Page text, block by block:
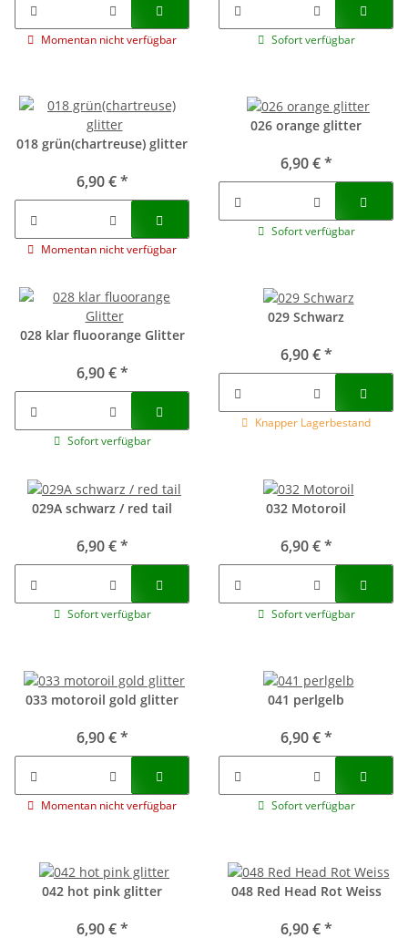
Momentan nicht verfügbar Sofort verfügbar
018 grün(chartreuse) glitter
6,90 €*
Momentan nicht verfügbar
026 orange glitter
6,90 €*
Sofort verfügbar
028 klar fluoorange Glitter
6,90 €*
Sofort verfügbar
029 Schwarz
6,90 €*
Knapper Lagerbestand
029A schwarz / red tail
6,90 €*
Sofort verfügbar
032 Motoroil
6,90 €*
Sofort verfügbar
033 motoroil gold glitter
6,90 €*
Momentan nicht verfügbar
041 perlgelb
6,90 €*
Sofort verfügbar
042 hot pink glitter
6,90 €*
048 Red Head Rot Weiss
6,90 €*